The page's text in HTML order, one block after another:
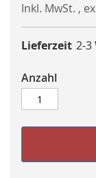
Inkl. MwSt. ,
Lieferzeit 2-3
Anzahl